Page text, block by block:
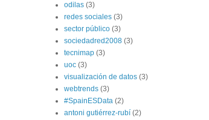
odilas (3)
redes sociales (3)
sector público (3)
sociedadred2008 (3)
tecnimap (3)
uoc (3)
visualización de datos (3)
webtrends (3)
#SpainESData (2)
antoni gutiérrez-rubí (2)